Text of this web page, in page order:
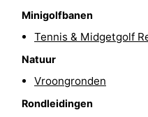
Hof
van
Haamstede
minutes
Strand
Zien
Bezienswaardigheden
Minigolfbanen
Tennis & Midgetgolf
Natuur
Vroongronden
Rondleidingen